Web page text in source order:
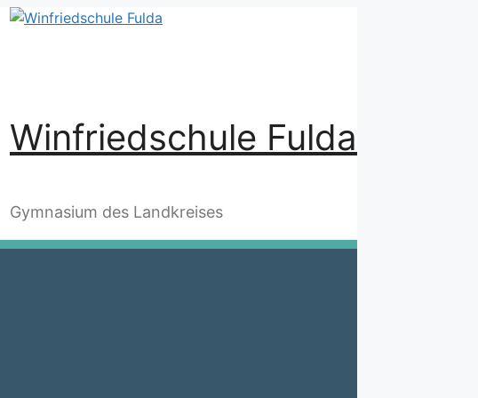
Winfriedschule Fulda
Gymnasium des Landkreises